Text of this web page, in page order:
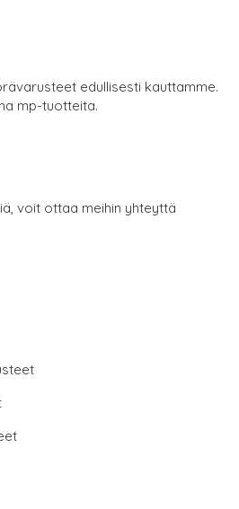
edullisesti kauttamme.
mp-tuotteita.
voit ottaa meihin yhteyttä